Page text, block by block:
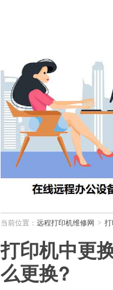
当前位置： 远程打印机维修网 >
打印机中更
么更换?